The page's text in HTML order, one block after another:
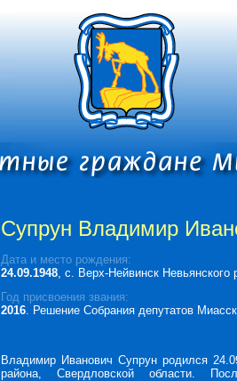
Супрун Владимир
Дата и место рождения:
24.09.1948 , с. Верх-Нейвинск Невьянского
Год присвоения звания:
2016. Решение Собрания депутатов
Владимир Иванович Супрун родился
района, Свердловской области.